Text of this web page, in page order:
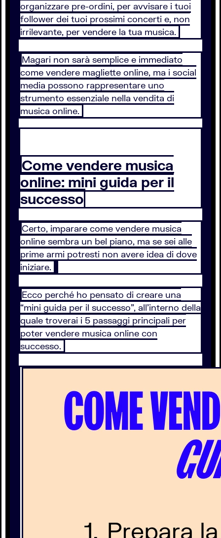
organizzare pre-ordini, per avvisare i tuoi
follower dei tuoi prossimi concerti e, non
irrilevante, per vendere la tua musica.
Magari non sarà semplice e immediato
come vendere magliette online, ma i social
media possono rappresentare uno
strumento essenziale nella vendita di
musica online.
Come vendere musica
online: mini guida per il
successo
Certo, imparare come vendere musica
online sembra un bel piano, ma se sei alle
prime armi potresti non avere idea di dove
iniziare.
Ecco perché ho pensato di creare una
“mini guida per il successo”, all’interno della
quale troverai i 5 passaggi principali per
poter vendere musica online con
successo.